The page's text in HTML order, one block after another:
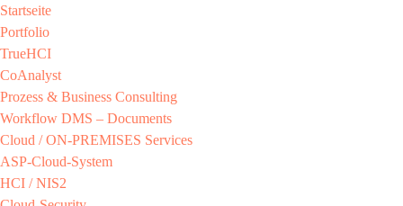
Startseite
Portfolio
TrueHCI
CoAnalyst
Prozess & Business Consulting
Workflow DMS – Documents
Cloud / ON-PREMISES​ Services​
ASP-Cloud-System​
HCI / NIS2​